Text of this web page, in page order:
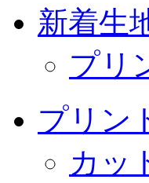
新着生
プリ
プリン
カッ